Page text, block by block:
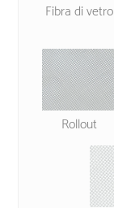
Fibra di vetro
Rollout